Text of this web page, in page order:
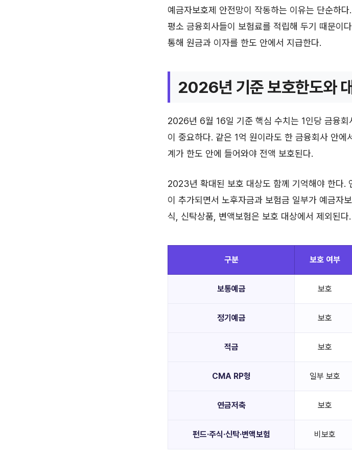
예금자보호제 안전망이 작동하는 이유는 단순하
평소 금융회사들이 보험료를 적립해 두기 때문이
통해 원금과 이자를 한도 안에서 지급한다.
2026년 기준 보호한도와
2026년 6월 16일 기준 핵심 수치는 1인당 금융회
이 중요하다. 같은 1억 원이라도 한 금융회사 안
계가 한도 안에 들어와야 전액 보호된다.
2023년 확대된 보호 대상도 함께 기억해야 한다.
이 추가되면서 노후자금과 보험금 일부가 예금자
식, 신탁상품, 변액보험은 보호 대상에서 제외된다.
구분 보호 여부
보통예금 보호
정기예금 보호
적금 보호
CMA RP형 일부 보호
연금저축 보호
펀드·주식·신탁·변액보험 비보호